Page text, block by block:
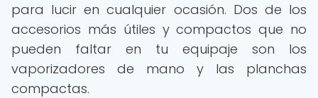
para lucir en cualquier ocasión. Dos de los
accesorios más útiles y compactos que no
pueden faltar en tu equipaje son los
vaporizadores de mano y las planchas
compactas.